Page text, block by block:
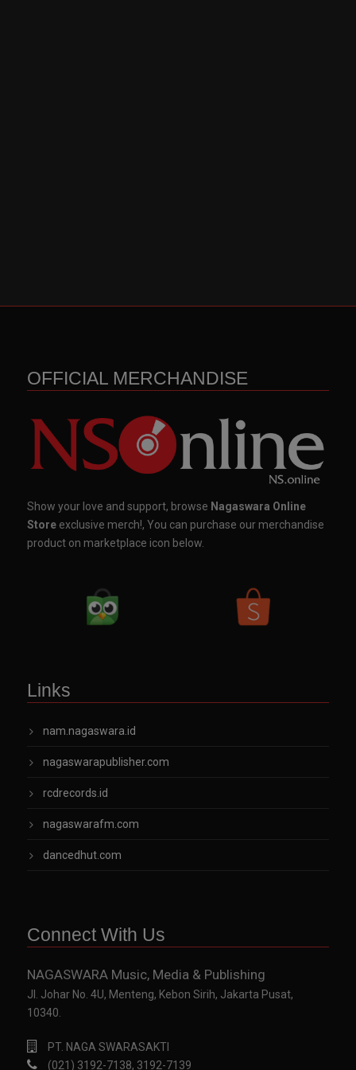
OFFICIAL MERCHANDISE
Show your love and support, browse Nagaswara Online
Store exclusive merch!, You can purchase our merchandise
product on marketplace icon below.
Links
nam.nagaswara.id
nagaswarapublisher.com
rcdrecords.id
nagaswarafm.com
dancedhut.com
Connect With Us
NAGASWARA Music, Media & Publishing
Jl. Johar No. 4U, Menteng, Kebon Sirih, Jakarta Pusat,
10340.
PT. NAGA SWARASAKTI
(021) 3192-7138, 3192-7139